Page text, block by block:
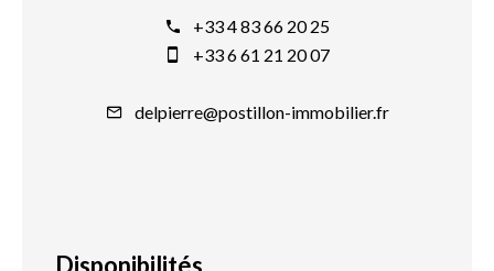
+33 4 83 66 20 25
+33 6 61 21 20 07
delpierre@postillon-immobilier.fr